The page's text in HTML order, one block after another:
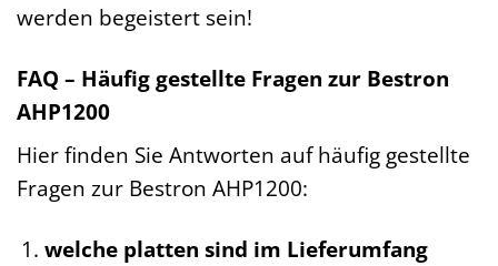
werden begeistert sein!
FAQ – Häufig gestellte Fragen zur Bestron
AHP1200
Hier finden Sie Antworten auf häufig gestellte
Fragen zur Bestron AHP1200:
welche platten sind im Lieferumfang